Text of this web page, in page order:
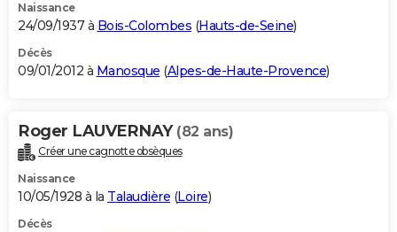
Naissance
24/09/1937 à Bois-Colombes (Hauts-de-Seine)
Décès
09/01/2012 à Manosque (Alpes-de-Haute-Provence)
Roger LAUVERNAY (82 ans)
Créer une cagnotte obsèques
Naissance
10/05/1928 à la Talaudière (Loire)
Décès